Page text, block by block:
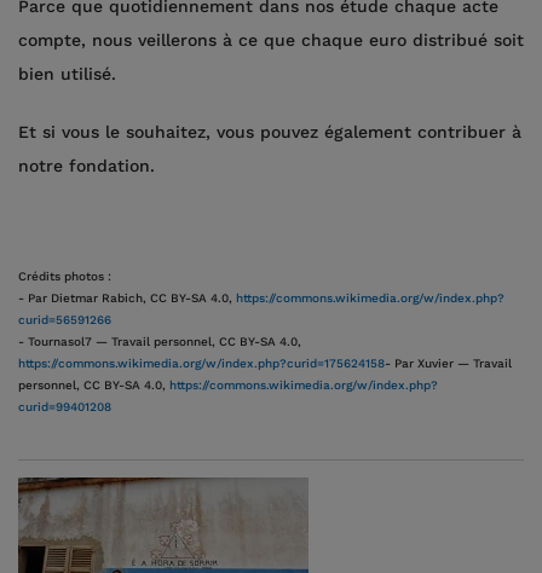
Parce que quotidiennement dans nos étude chaque acte
compte, nous veillerons à ce que chaque euro distribué soit
bien utilisé.
Et si vous le souhaitez, vous pouvez également contribuer à
notre fondation.
Crédits photos :
- Par Dietmar Rabich, CC BY-SA 4.0, https://commons.wikimedia.org/w/index.php?
curid=56591266
- Tournasol7 — Travail personnel, CC BY-SA 4.0,
https://commons.wikimedia.org/w/index.php?curid=175624158- Par Xuvier — Travail
personnel, CC BY-SA 4.0, https://commons.wikimedia.org/w/index.php?
curid=99401208